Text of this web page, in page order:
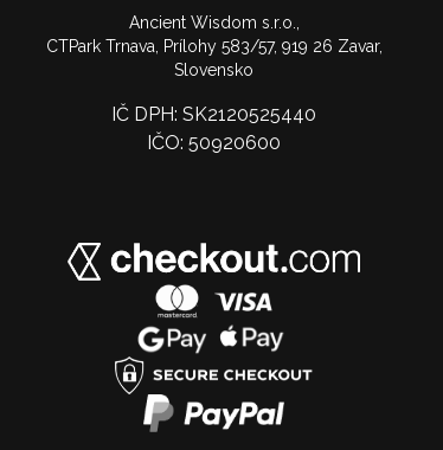
Ancient Wisdom s.r.o.,
CTPark Trnava, Prílohy 583/57, 919 26 Zavar,
Slovensko
IČ DPH: SK2120525440
IČO: 50920600